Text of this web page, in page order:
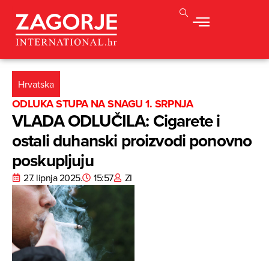
Hrvatska
ODLUKA STUPA NA SNAGU 1. SRPNJA
VLADA ODLUČILA: Cigarete i
ostali duhanski proizvodi ponovno
poskupljuju
27. lipnja 2025. 15:57 ZI